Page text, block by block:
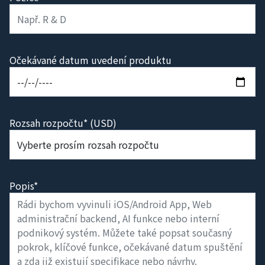
Očekávané datum uvedení produktu
Rozsah rozpočtu* (USD)
Popis*